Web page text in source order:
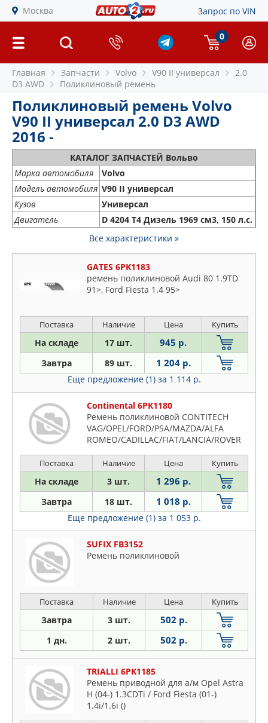
Москва Запрос по VIN
0
Главная Запчасти Volvo V90 II универсал
2.0
D3 AWD
Поликлиновый ремень
Поликлиновый ремень Volvo
V90 II универсал 2.0 D3 AWD
2016 -
КАТАЛОГ ЗАПЧАСТЕЙ Вольво
Марка автомобиля
Volvo
Модель автомобиля V90 II универсал
Кузов
Универсал
Двигатель
D 4204 T4 Дизель 1969 см3, 150 л.с.
Все характеристики »
GATES 6PK1183
ремень поликлиновой Audi 80 1.9TD
91>, Ford Fiesta 1.4 95>
Поставка Наличие Цена Купить
На складе 17 шт. 945 р.
Завтра 89 шт. 1 204 р.
Еще предложение (1) за 1 114 р.
Continental 6PK1180
Ремень поликлиновой CONTITECH
VAG/OPEL/FORD/PSA/MAZDA/ALFA
ROMEO/CADILLAC/FIAT/LANCIA/ROVER
Поставка Наличие Цена Купить
На складе 3 шт. 1 296 р.
Завтра 18 шт. 1 018 р.
Еще предложение (1) за 1 053 р.
SUFIX FB3152
Ремень поликлиновой
Поставка Наличие Цена Купить
Завтра 3 шт. 502 р.
1 дн. 2 шт. 502 р.
TRIALLI 6PK1185
Ремень приводной для а/м Opel Astra
H (04-) 1.3CDTi / Ford Fiesta (01-)
1.4i/1.6i ()